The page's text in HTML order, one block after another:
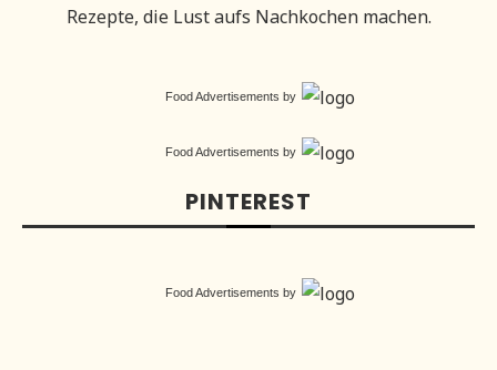
Rezepte, die Lust aufs Nachkochen machen.
Food Advertisements by
Food Advertisements by
PINTEREST
Food Advertisements by